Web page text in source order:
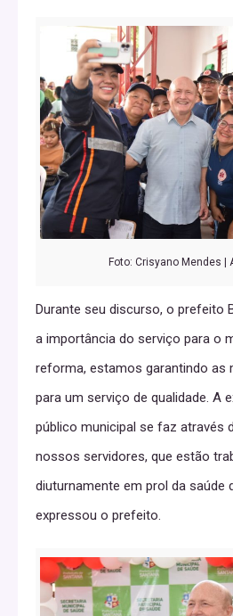
Foto: Crisyano Mendes |
Durante seu discurso, o prefeito
a importância do serviço para o
reforma, estamos garantindo as
para um serviço de qualidade. A
público municipal se faz através
nossos servidores, que estão
diuturnamente em prol da saúde
expressou o prefeito.